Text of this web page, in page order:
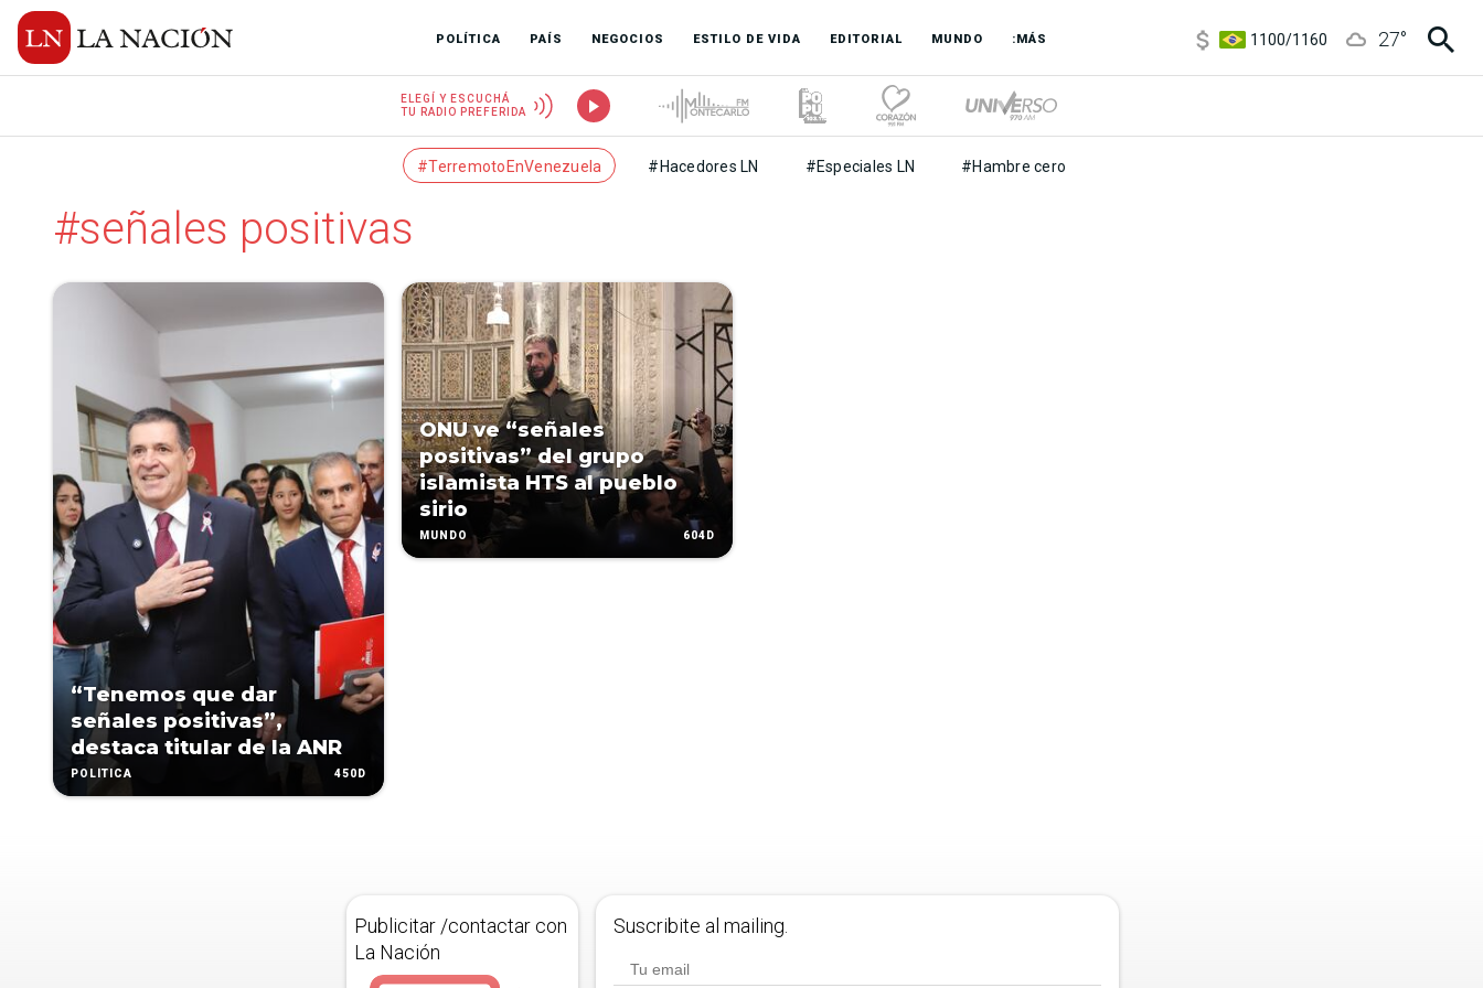
POLÍTICA PAÍS NEGOCIOS ESTILO DE VIDA EDITORIAL MUNDO :MÁS
1100/1160
27°
ELEGÍ Y ESCUCHÁ
TU RADIO PREFERIDA
#TerremotoEnVenezuela #Hacedores LN #Especiales LN #Hambre cero
#señales positivas
“Tenemos que dar
señales positivas”,
destaca titular de la ANR
POLÍTICA 450D
ONU ve “señales
positivas” del grupo
islamista HTS al pueblo
sirio
MUNDO 604D
Publicitar /contactar con
La Nación
Suscribite al mailing.